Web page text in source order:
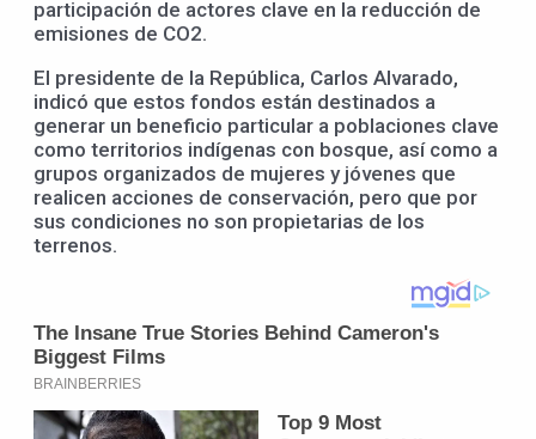
participación de actores clave en la reducción de
emisiones de CO2.
El presidente de la República, Carlos Alvarado,
indicó que estos fondos están destinados a
generar un beneficio particular a poblaciones clave
como territorios indígenas con bosque, así como a
grupos organizados de mujeres y jóvenes que
realicen acciones de conservación, pero que por
sus condiciones no son propietarias de los
terrenos.